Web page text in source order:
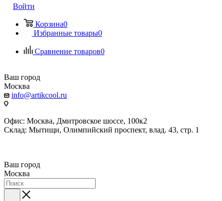
Войти
Корзина0
Избранные товары0
Сравнение товаров0
Ваш город
Москва
info@artikcool.ru
Офис: Москва, Дмитровское шоссе, 100к2
Склад: Мытищи, Олимпийский проспект, влад. 43, стр. 1
Ваш город
Москва